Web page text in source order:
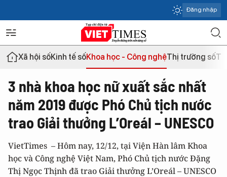
Đăng nhập
Xã hội sốKinh tế sốKhoa học - Công nghệThị trường số
3 nhà khoa học nữ xuất sắc nhất
năm 2019 được Phó Chủ tịch nước
trao Giải thưởng L’Oreál – UNESCO
VietTimes – Hôm nay, 12/12, tại Viện Hàn lâm Khoa
học và Công nghệ Việt Nam, Phó Chủ tịch nước Đặng
Thị Ngọc Thịnh đã trao Giải thưởng L’Oreál – UNESCO